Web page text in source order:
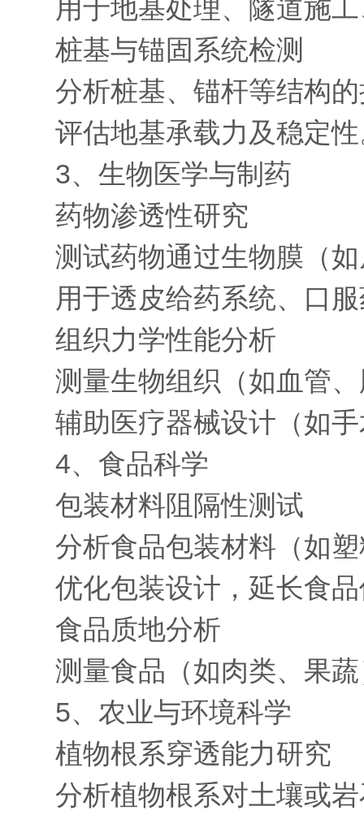
用于地基处理、隧道施工
桩基与锚固系统检测
分析桩基、锚杆等结构的
评估地基承载力及稳定性
3、生物医学与制药
药物渗透性研究
测试药物通过生物膜（如
用于透皮给药系统、口服
组织力学性能分析
测量生物组织（如血管、
辅助医疗器械设计（如手
4、食品科学
包装材料阻隔性测试
分析食品包装材料（如塑
优化包装设计，延长食品
食品质地分析
测量食品（如肉类、果蔬
5、农业与环境科学
植物根系穿透能力研究
分析植物根系对土壤或岩